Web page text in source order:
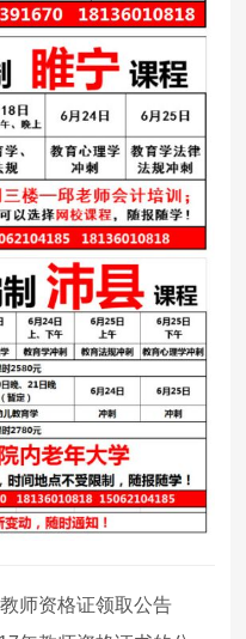
师资格证领取公告